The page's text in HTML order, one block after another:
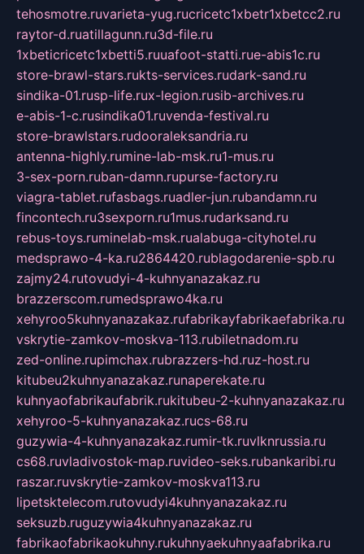
tehosmotre.ruvarieta-yug.rucricetc1xbetr1xbetcc2.ru
raytor-d.ruatillagunn.ru3d-file.ru
1xbeticricetc1xbetti5.ruuafoot-statti.rue-abis1c.ru
store-brawl-stars.rukts-services.rudark-sand.ru
sindika-01.rusp-life.rux-legion.rusib-archives.ru
e-abis-1-c.rusindika01.ruvenda-festival.ru
store-brawlstars.rudooraleksandria.ru
antenna-highly.rumine-lab-msk.ru1-mus.ru
3-sex-porn.ruban-damn.rupurse-factory.ru
viagra-tablet.rufasbags.ruadler-jun.rubandamn.ru
fincontech.ru3sexporn.ru1mus.rudarksand.ru
rebus-toys.ruminelab-msk.rualabuga-cityhotel.ru
medsprawo-4-ka.ru2864420.rublagodarenie-spb.ru
zajmy24.rutovudyi-4-kuhnyanazakaz.ru
brazzerscom.rumedsprawo4ka.ru
xehyroo5kuhnyanazakaz.rufabrikayfabrikaefabrika.ru
vskrytie-zamkov-moskva-113.rubiletnadom.ru
zed-online.rupimchax.rubrazzers-hd.ruz-host.ru
kitubeu2kuhnyanazakaz.runaperekate.ru
kuhnyaofabrikaufabrik.rukitubeu-2-kuhnyanazakaz.ru
xehyroo-5-kuhnyanazakaz.rucs-68.ru
guzywia-4-kuhnyanazakaz.rumir-tk.ruvlknrussia.ru
cs68.ruvladivostok-map.ruvideo-seks.rubankaribi.ru
raszar.ruvskrytie-zamkov-moskva113.ru
lipetsktelecom.rutovudyi4kuhnyanazakaz.ru
seksuzb.ruguzywia4kuhnyanazakaz.ru
fabrikaofabrikaokuhny.rukuhnyaekuhnyaafabrika.ru